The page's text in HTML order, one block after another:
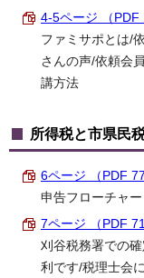
4-5ページ （PDF
ファミサポとは/
さんの声/依頼会
講方法
所得税と市県民
6ページ （PDF
申告フローチャ
7ページ （PDF
刈谷税務署での
利です/税理士会